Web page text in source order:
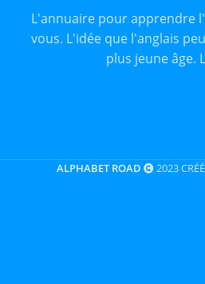
L'annuaire pour apprendre
vous. L'idée que l'anglais
plus jeune âge.
ALPHABET ROAD 2023